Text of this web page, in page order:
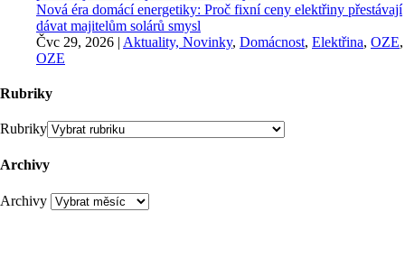
Nová éra domácí energetiky: Proč fixní ceny elektřiny přestávají
dávat majitelům solárů smysl
Čvc 29, 2026 | Aktuality, Novinky, Domácnost, Elektřina, OZE,
OZE
Rubriky
Rubriky
Archivy
Archivy